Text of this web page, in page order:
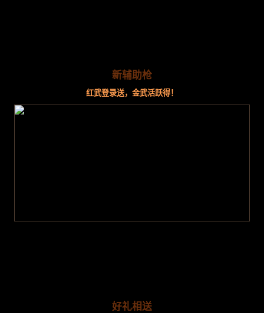
新辅助枪
红武登录送，金武活跃得！
好礼相送